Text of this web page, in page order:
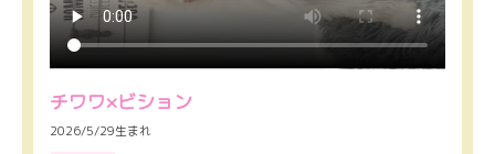
チワワ×ビション
2026/5/29生まれ